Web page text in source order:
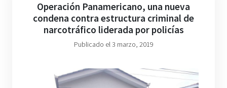
Operación Panamericano, una nueva
condena contra estructura criminal de
narcotráfico liderada por policías
Publicado el 3 marzo, 2019